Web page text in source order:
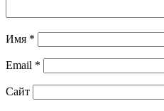
Имя *
Email *
Сайт